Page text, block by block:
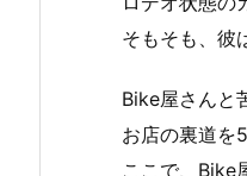
そもそも、彼
Bike屋さんと
お店の裏道を
ここで、Bike